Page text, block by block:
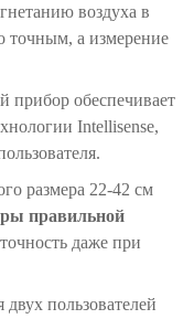
воздуха в
точным, а измерение
прибор обеспечивает
Intellisense,
размера 22-42 см
правильной
даже при
пользователей